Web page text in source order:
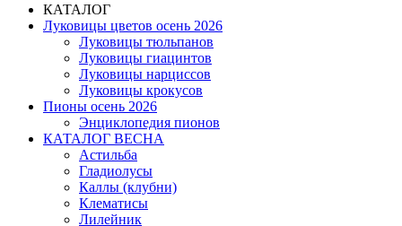
КАТАЛОГ
Луковицы цветов осень 2026
Луковицы тюльпанов
Луковицы гиацинтов
Луковицы нарциссов
Луковицы крокусов
Пионы осень 2026
Энциклопедия пионов
КАТАЛОГ ВЕСНА
Астильба
Гладиолусы
Каллы (клубни)
Клематисы
Лилейник